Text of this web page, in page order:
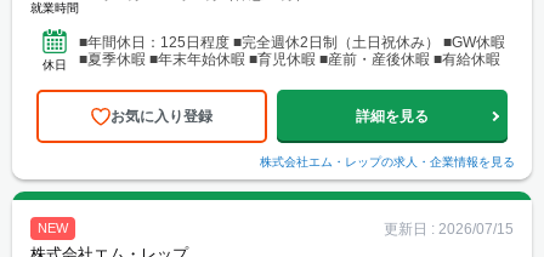
就業時間
休日
■年間休日：125日程度 ■完全週休2日制（土日祝休み） ■GW休暇
■夏季休暇 ■年末年始休暇 ■育児休暇 ■産前・産後休暇 ■有給休暇
お気に入り登録 詳細を見る
株式会社エム・レップの求人・企業情報を見る
NEW 更新日 : 2026/07/15